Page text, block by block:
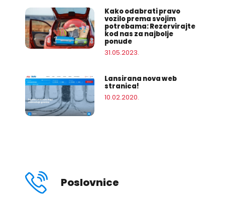
Kako odabrati pravo
vozilo prema svojim
potrebama: Rezervirajte
kod nas za najbolje
ponude
31.05.2023.
Lansirana nova web
stranica!
10.02.2020.
Poslovnice